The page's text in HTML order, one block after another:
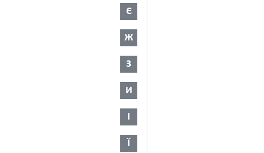
Є
Ж
З
И
І
Ї